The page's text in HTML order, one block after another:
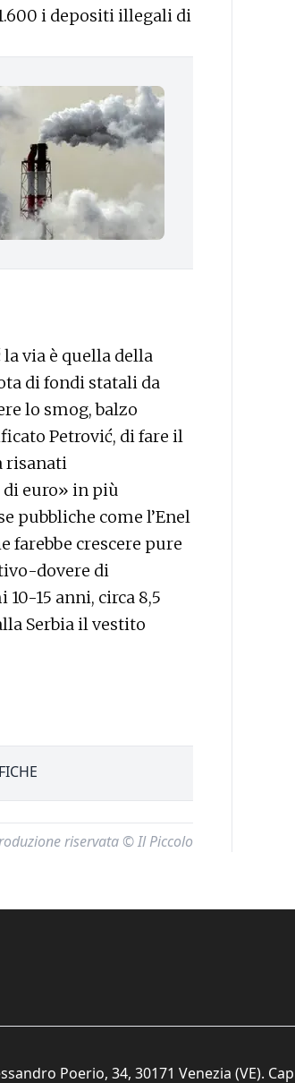
i depositi illegali di
via è quella della
di fondi statali da
lo smog, balzo
Petrović, di fare il
risanati
euro» in più
pubbliche come l’Enel
farebbe crescere pure
dovere di
15 anni, circa 8,5
Serbia il vestito
riservata © Il Piccolo
Poerio, 34, 30171 Venezia (VE).